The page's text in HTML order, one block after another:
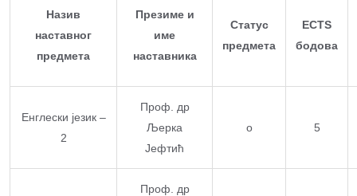
Назив
наставног
предмета
Презиме и
име
наставника
Статус
предмета
ECTS
бодова
Енглески језик –
2
Проф. др
Љерка
Јефтић
о 5
Проф. др